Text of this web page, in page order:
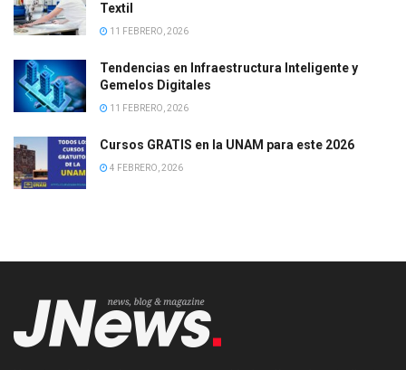
Textil
11 FEBRERO, 2026
Tendencias en Infraestructura Inteligente y
Gemelos Digitales
11 FEBRERO, 2026
Cursos GRATIS en la UNAM para este 2026
4 FEBRERO, 2026